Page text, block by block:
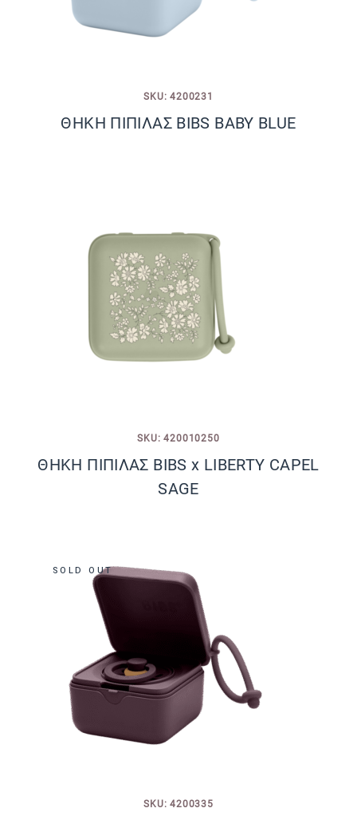
SKU: 4200231
ΘΗΚΗ ΠΙΠΙΛΑΣ BIBS BABY BLUE
SKU: 420010250
ΘΗΚΗ ΠΙΠΙΛΑΣ BIBS x LIBERTY CAPEL
SAGE
SOLD OUT
SKU: 4200335